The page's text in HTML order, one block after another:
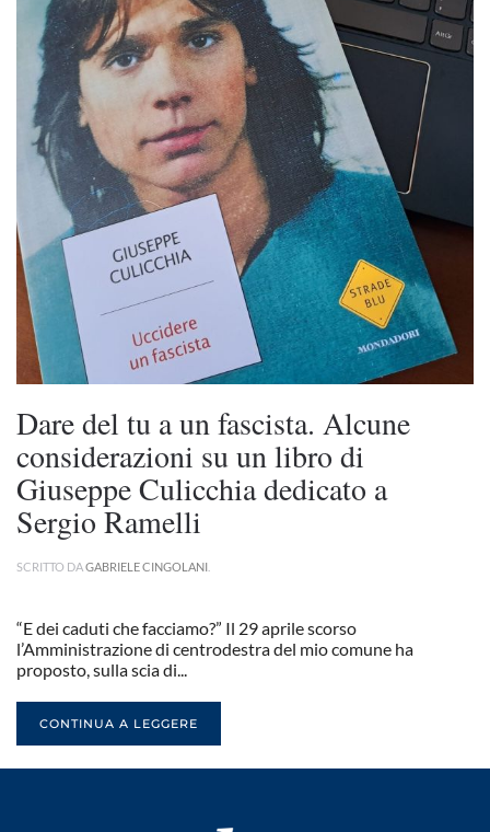
Dare del tu a un fascista. Alcune
considerazioni su un libro di
Giuseppe Culicchia dedicato a
Sergio Ramelli
SCRITTO DAGABRIELE CINGOLANI
“E dei caduti che facciamo?” Il 29 aprile scorso
l’Amministrazione di centrodestra del mio comune ha
proposto, sulla scia di...
CONTINUA A LEGGERE